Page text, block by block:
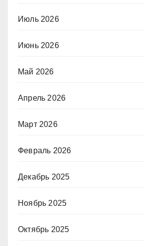
Июль 2026
Июнь 2026
Май 2026
Апрель 2026
Март 2026
Февраль 2026
Декабрь 2025
Ноябрь 2025
Октябрь 2025